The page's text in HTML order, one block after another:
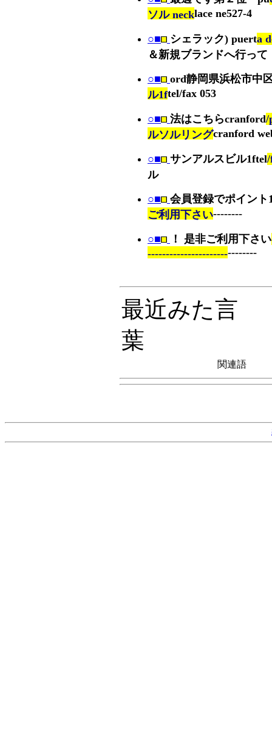
ソル necklace ne527-4
○■ シェラック) puerta
＆新規ブランドへ行って
○■ ord静岡県浜松市中
ル1ftel/fax 053
○■ 法はこちらcranford/
ルソルリングcranford
○■ サンアルスビル1ftel/
ル
○■ 会員登録でポイント
ご利用下さい--------
○■ ！ 是非ご利用下さい
------------------------------
最近みた言
葉
関連語